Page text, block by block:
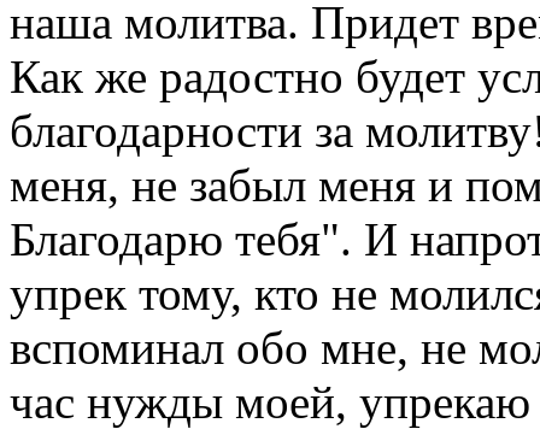
наша молитва. Придет
Как же радостно будет
благодарности за
меня, не забыл меня и
Благодарю тебя". И
упрек тому, кто не
вспоминал обо мне, не
час нужды моей, упрекаю